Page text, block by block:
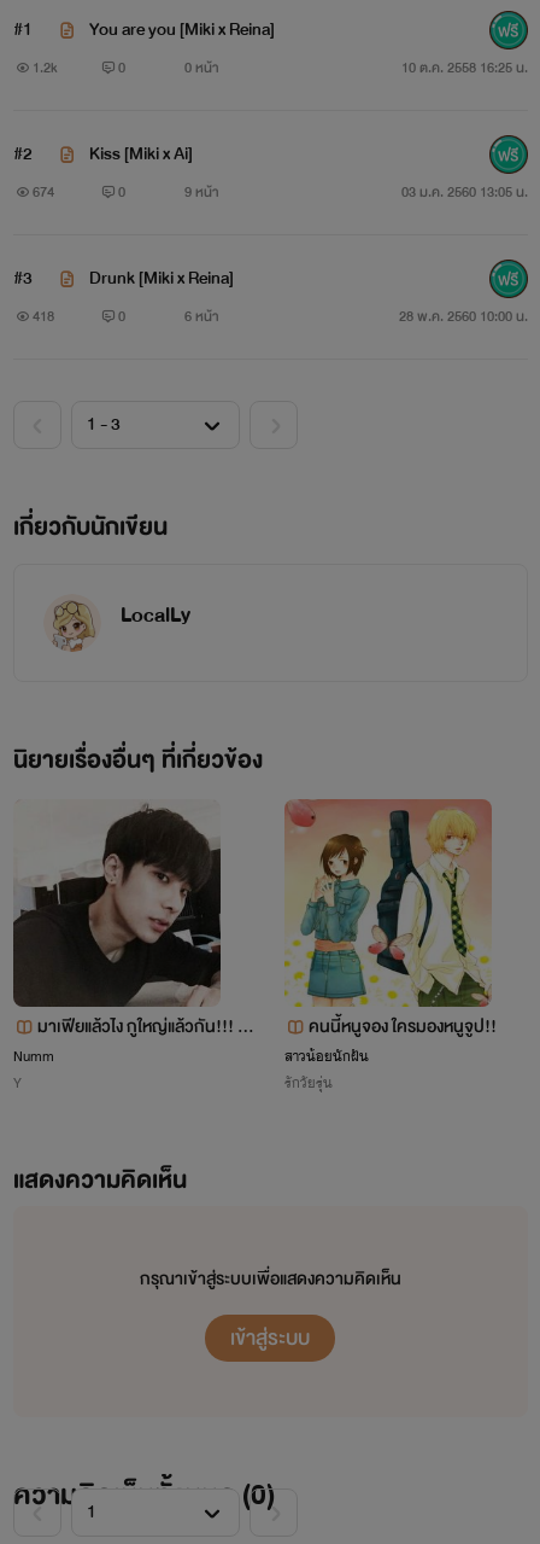
นิสัยเย็นชาเข้ากันกับบุคลิกภายนอกที่ดูจะไม่ค่อยสนใจใคร
เท่าไหร่ แท้ที่จริงแล้วแอบซ่อนความน่ารัก(?)แบบเด็กๆไว้ภายใน
เป็นความน่ารักที่ทำให้หัวใจคุณยอมเธอคนนี้ได้
ทานากะ เรนะ
เด็กหน้าแมวที่ออกจะซุกซน ร่าเริงตามหน้าตา แต่ที่ไหนได้ก็
#1 You are you [Miki x Reina]
1.2k 0 0 หน้า 10 ต.ค. 2558 16:25 น.
#2 Kiss [Miki x Ai]
674 0 9 หน้า 03 ม.ค. 2560 13:05 น.
#3 Drunk [Miki x Reina]
418 0 6 หน้า 28 พ.ค. 2560 10:00 น.
เกี่ยวกับนักเขียน
LocalLy
นิยายเรื่องอื่นๆ ที่เกี่ยวข้อง
มาเฟียแล้วไง กูใหญ่แล้วกัน!!! M
e love to you
Numm
Y
คนนี้หนูจอง ใครมองหนูจูป!!
สาวน้อยนักฝัน
รักวัยรุ่น
แสดงความคิดเห็น
กรุณาเข้าสู่ระบบเพื่อแสดงความคิดเห็น
เข้าสู่ระบบ
ความคิดเห็นทั้งหมด (0)